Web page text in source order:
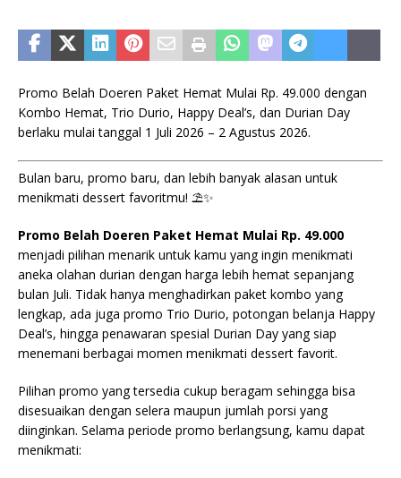
Promo Belah Doeren Paket Hemat Mulai Rp. 49.000 dengan
Kombo Hemat, Trio Durio, Happy Deal’s, dan Durian Day
berlaku mulai tanggal 1 Juli 2026 – 2 Agustus 2026.
Bulan baru, promo baru, dan lebih banyak alasan untuk
menikmati dessert favoritmu! ⛱️✨
Promo Belah Doeren Paket Hemat Mulai Rp. 49.000
menjadi pilihan menarik untuk kamu yang ingin menikmati
aneka olahan durian dengan harga lebih hemat sepanjang
bulan Juli. Tidak hanya menghadirkan paket kombo yang
lengkap, ada juga promo Trio Durio, potongan belanja Happy
Deal’s, hingga penawaran spesial Durian Day yang siap
menemani berbagai momen menikmati dessert favorit.
Pilihan promo yang tersedia cukup beragam sehingga bisa
disesuaikan dengan selera maupun jumlah porsi yang
diinginkan. Selama periode promo berlangsung, kamu dapat
menikmati: